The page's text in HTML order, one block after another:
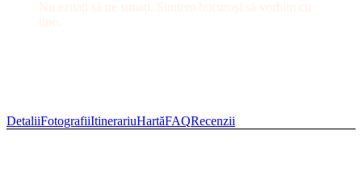
DetaliiFotografiiItinerariuHartăFAQRecenzii